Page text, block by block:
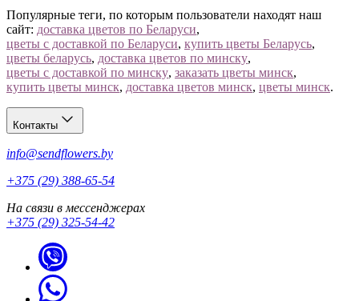
Популярные теги, по которым пользователи находят наш
сайт: доставка цветов по Беларуси,
цветы с доставкой по Беларуси, купить цветы Беларусь,
цветы беларусь, доставка цветов по минску,
цветы с доставкой по минску, заказать цветы минск,
купить цветы минск, доставка цветов минск, цветы минск.
Контакты
info@sendflowers.by
+375 (29) 388-65-54
На связи в мессенджерах
+375 (29) 325-54-42